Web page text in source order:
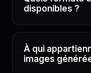
disponibles ?
À qui
images